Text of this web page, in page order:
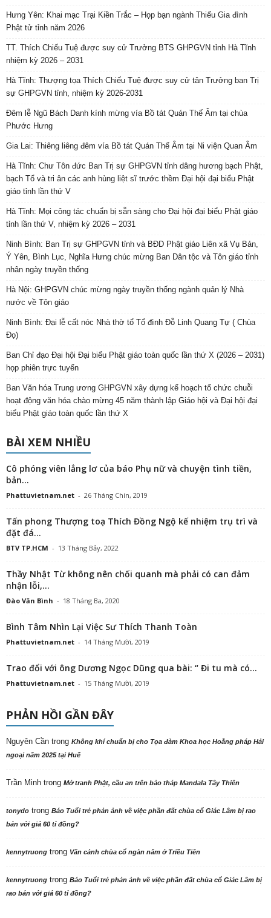
Hưng Yên: Khai mạc Trại Kiền Trắc – Họp bạn ngành Thiếu Gia đình
Phật tử tỉnh năm 2026
TT. Thích Chiếu Tuệ được suy cử Trưởng BTS GHPGVN tỉnh Hà Tĩnh
nhiệm kỳ 2026 – 2031
Hà Tĩnh: Thượng tọa Thích Chiếu Tuệ được suy cử tân Trưởng ban Trị
sự GHPGVN tỉnh, nhiệm kỳ 2026-2031
Đêm lễ Ngũ Bách Danh kính mừng vía Bồ tát Quán Thế Âm tại chùa
Phước Hưng
Gia Lai: Thiêng liêng đêm vía Bồ tát Quán Thế Âm tại Ni viện Quan Âm
Hà Tĩnh: Chư Tôn đức Ban Trị sự GHPGVN tỉnh dâng hương bạch Phật,
bạch Tổ và tri ân các anh hùng liệt sĩ trước thềm Đại hội đại biểu Phật
giáo tỉnh lần thứ V
Hà Tĩnh: Mọi công tác chuẩn bị sẵn sàng cho Đại hội đại biểu Phật giáo
tỉnh lần thứ V, nhiệm kỳ 2026 – 2031
Ninh Bình: Ban Trị sự GHPGVN tỉnh và BĐD Phật giáo Liên xã Vụ Bản,
Ý Yên, Bình Lục, Nghĩa Hưng chúc mừng Ban Dân tộc và Tôn giáo tỉnh
nhân ngày truyền thống
Hà Nội: GHPGVN chúc mừng ngày truyền thống ngành quản lý Nhà
nước về Tôn giáo
Ninh Bình: Đại lễ cất nóc Nhà thờ tổ Tổ đình Đỗ Linh Quang Tự ( Chùa
Đọ)
Ban Chỉ đạo Đại hội Đại biểu Phật giáo toàn quốc lần thứ X (2026 – 2031)
họp phiên trực tuyến
Ban Văn hóa Trung ương GHPGVN xây dựng kế hoạch tổ chức chuỗi
hoạt động văn hóa chào mừng 45 năm thành lập Giáo hội và Đại hội đại
biểu Phật giáo toàn quốc lần thứ X
BÀI XEM NHIỀU
Cô phóng viên lẳng lơ của báo Phụ nữ và chuyện tình tiền,
bản...
Phattuvietnam.net - 26 Tháng Chín, 2019
Tấn phong Thượng toạ Thích Đồng Ngộ kế nhiệm trụ trì và
đặt đá...
BTV TP.HCM - 13 Tháng Bảy, 2022
Thầy Nhật Từ không nên chối quanh mà phải có can đảm
nhận lỗi,...
Đào Văn Bình - 18 Tháng Ba, 2020
Bình Tâm Nhìn Lại Việc Sư Thích Thanh Toàn
Phattuvietnam.net - 14 Tháng Mười, 2019
Trao đổi với ông Dương Ngọc Dũng qua bài: “ Đi tu mà có...
Phattuvietnam.net - 15 Tháng Mười, 2019
PHẢN HỒI GẦN ĐÂY
Nguyên Cần trong Không khí chuẩn bị cho Tọa đàm Khoa học Hoằng pháp Hải
ngoại năm 2025 tại Huế
Trần Minh trong Mở tranh Phật, cầu an trên bảo tháp Mandala Tây Thiên
tonydo trong Báo Tuổi trẻ phản ảnh về việc phần đất chùa cổ Giác Lâm bị rao
bán với giá 60 tỉ đồng?
kennytruong trong Vãn cảnh chùa cổ ngàn năm ở Triều Tiên
kennytruong trong Báo Tuổi trẻ phản ảnh về việc phần đất chùa cổ Giác Lâm bị
rao bán với giá 60 tỉ đồng?